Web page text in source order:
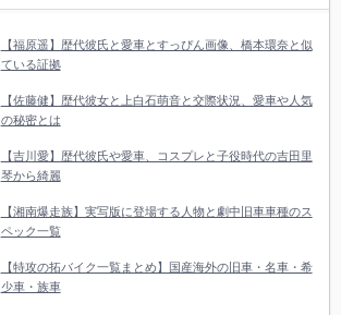
【福原遥】歴代彼氏と愛車とすっぴん画像、橋本環奈と似
ている証拠
【佐藤健】歴代彼女と上白石萌音と交際状況、愛車や人気
の秘密とは
【吉川愛】歴代彼氏や愛車、コスプレと子役時代の吉田里
琴から綺麗
【湘南爆走族】実写版に登場する人物と劇中旧車車種のス
ペック一覧
【特攻の拓バイク一覧まとめ】国産海外の旧車・名車・希
少車・族車